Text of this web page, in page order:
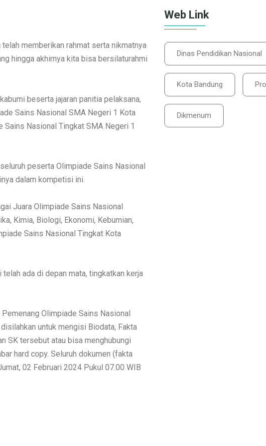
telah memberikan rahmat serta nikmatnya
hingga akhirnya kita bisa bersilaturahmi
beserta jajaran panitia pelaksana,
Sains Nasional SMA Negeri 1 Kota
Sains Nasional Tingkat SMA Negeri 1
peserta Olimpiade Sains Nasional
dalam kompetisi ini.
Juara Olimpiade Sains Nasional
Kimia, Biologi, Ekonomi, Kebumian,
Sains Nasional Tingkat Kota
ada di depan mata, tingkatkan kerja
Olimpiade Sains Nasional
untuk mengisi Biodata, Fakta
SK tersebut atau bisa menghubungi
hard copy. Seluruh dokumen (fakta
02 Februari 2024 Pukul 07.00 WIB
Web Link
Dinas Pendidikan Nasional
Kota Bandung
Dikmenum